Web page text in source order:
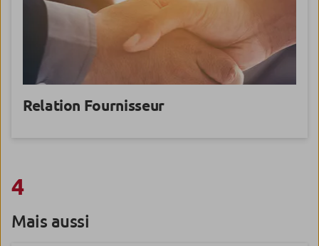
Relation Fournisseur
4
Mais aussi